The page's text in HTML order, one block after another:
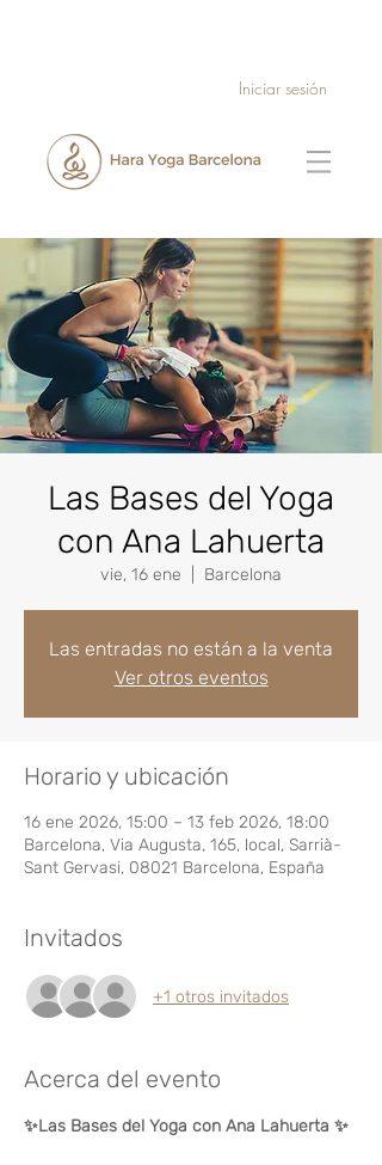
Iniciar sesión
Las Bases del Yoga
con Ana Lahuerta
vie, 16 ene Barcelona
Las entradas no están a la venta
Ver otros eventos
Horario y ubicación
16 ene 2026, 15:00 – 13 feb 2026, 18:00
Barcelona, Via Augusta, 165, local, Sarrià-
Sant Gervasi, 08021 Barcelona, España
Invitados
+1 otros invitados
Acerca del evento
✨Las Bases del Yoga con Ana Lahuerta ✨